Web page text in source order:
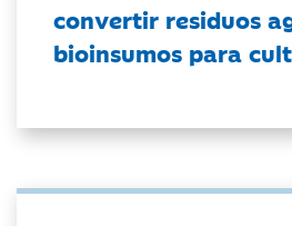
convertir residuos
bioinsumos para